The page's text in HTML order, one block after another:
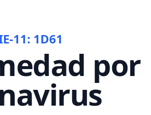
11: 1D61
por